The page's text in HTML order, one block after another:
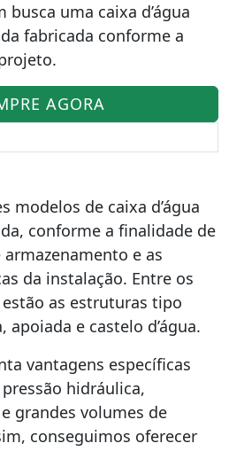
busca uma caixa d’água
fabricada conforme a
AGORA
modelos de caixa d’água
conforme a finalidade de
e as
da instalação. Entre os
as estruturas tipo
apoiada e castelo d’água.
vantagens específicas
hidráulica,
grandes volumes de
conseguimos oferecer